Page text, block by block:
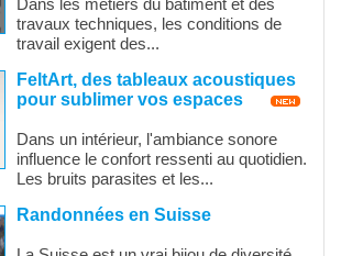
Dans les métiers du bâtiment et des
travaux techniques, les conditions de
travail exigent des...
FeltArt, des tableaux acoustiques
pour sublimer vos espaces
Dans un intérieur, l'ambiance sonore
influence le confort ressenti au quotidien.
Les bruits parasites et les...
Randonnées en Suisse